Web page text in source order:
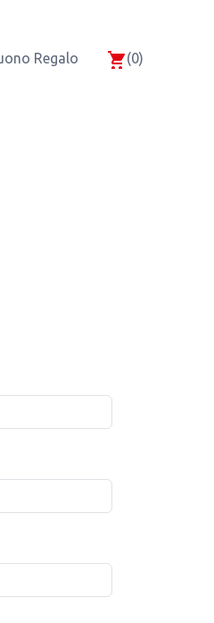
Regalo (0)